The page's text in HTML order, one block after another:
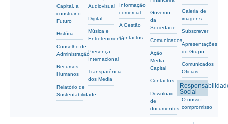
Capital, a
construir o
Futuro
História
Conselho de
Administração
Recursos
Humanos
Relatório de
Sustentabilidade
Audiovisual
Digital
Música e
Entretenimento
Presença
Internacional
Transparência
dos Media
Informação
comercial
A Gestão
Contactos
Governo
da
Sociedade
Comunicados
Ação
Media
Capital
Contactos
Download
de
documentos
Galeria de
imagens
Subscrever
Apresentações
do Grupo
Comunicados
Oficiais
Social
O nosso
compromisso